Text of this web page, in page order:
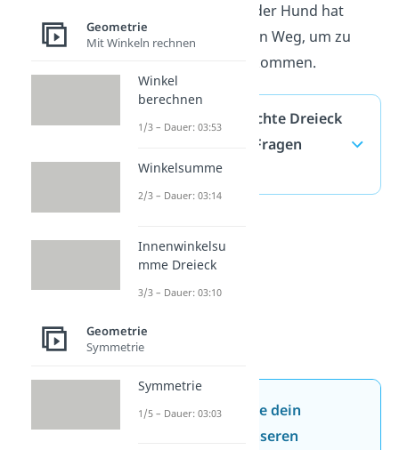
. Jeder Hund hat
dann den gleichen Weg, um zu
seinem Napf zu kommen.
Mittelsenkrechte Dreieck
— häufigste Fragen
(ausklappen)
Jetzt neu: Teste dein
Wissen mit unseren
Geometrie
Mit Winkeln rechnen
Winkel
berechnen
1/3 – Dauer: 03:53
Winkelsumme
2/3 – Dauer: 03:14
Innenwinkelsu
mme Dreieck
3/3 – Dauer: 03:10
Geometrie
Symmetrie
Symmetrie
1/5 – Dauer: 03:03